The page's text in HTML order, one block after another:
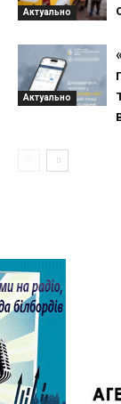
Актуально
Актуально